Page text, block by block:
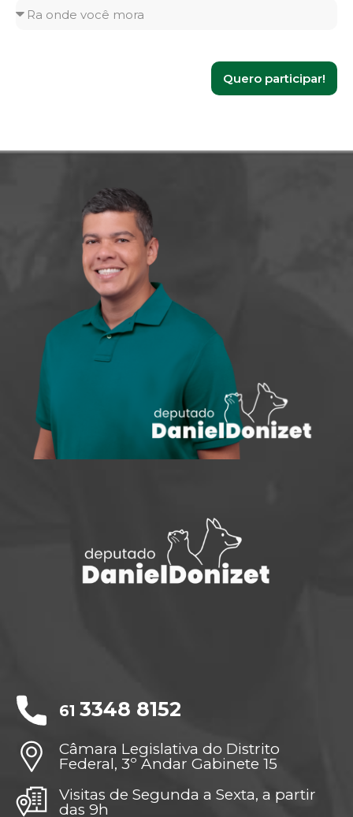
Quero participar!
61 3348 8152
Câmara Legislativa do Distrito
Federal, 3º Andar Gabinete 15
Visitas de Segunda a Sexta, a partir
das 9h